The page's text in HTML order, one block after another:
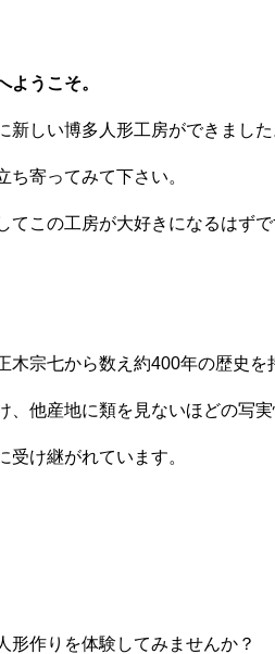
ようこそ。
新しい博多人形工房ができまし
ち寄ってみて下さい。
てこの工房が大好きになるはず
木宗七から数え約400年の歴史を
、他産地に類を見ないほどの写
受け継がれています。
形作りを体験してみませんか？